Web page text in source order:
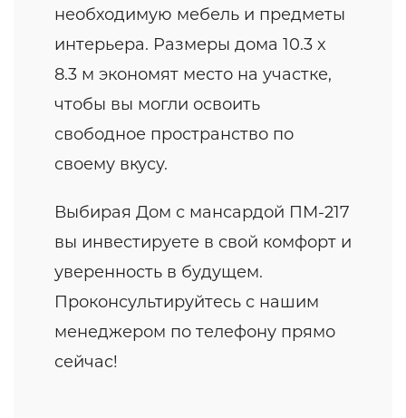
необходимую мебель и предметы
интерьера. Размеры дома 10.3 x
8.3 м экономят место на участке,
чтобы вы могли освоить
свободное пространство по
своему вкусу.
Выбирая Дом с мансардой ПМ-217
вы инвестируете в свой комфорт и
уверенность в будущем.
Проконсультируйтесь с нашим
менеджером по телефону прямо
сейчас!